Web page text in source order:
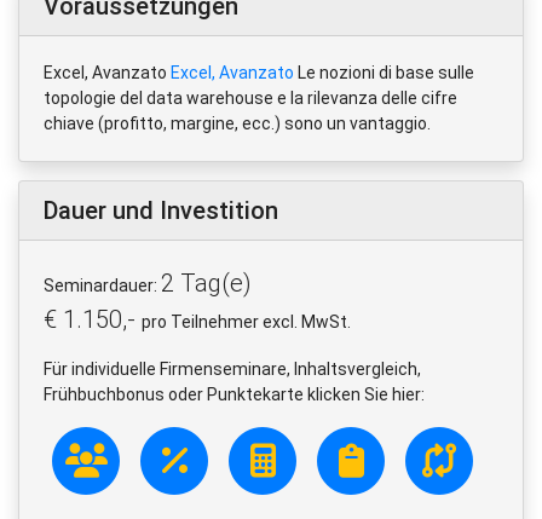
Excel, Avanzato Excel, Avanzato Le nozioni di base sulle
topologie del data warehouse e la rilevanza delle cifre
chiave (profitto, margine, ecc.) sono un vantaggio.
Dauer und Investition
Seminardauer: 2 Tag(e)
€ 1.150,- pro Teilnehmer excl. MwSt.
Für individuelle Firmenseminare, Inhaltsvergleich,
Frühbuchbonus oder Punktekarte klicken Sie hier: